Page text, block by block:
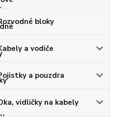
bloky
a vodiče
a pouzdra
vidličky na kabely